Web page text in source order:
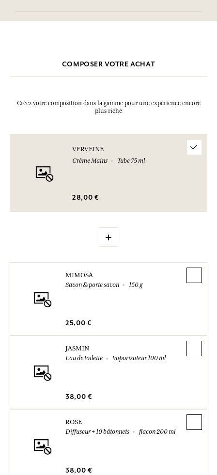
Distearate, Decyl Oleate, Parfum (Fragrance), Glyceryl Stearate SE,
Tocopherol, Helianthus Annuus (Sunflower) Seed Oil, Cellulose
Cinnamal, Limonene, Citral, Geraniol.
COMPOSER VOTRE ACHAT
Créez votre composition dans la gamme pour une expérience encore
plus riche
VERVEINE
Crème Mains
Tube 75 ml
28,00 €
+
MIMOSA
Savon & porte savon
150 g
25,00 €
JASMIN
Eau de toilette
Vaporisateur 100 ml
38,00 €
ROSE
Diffuseur + 10 bâtonnets
flacon 200 ml
38,00 €